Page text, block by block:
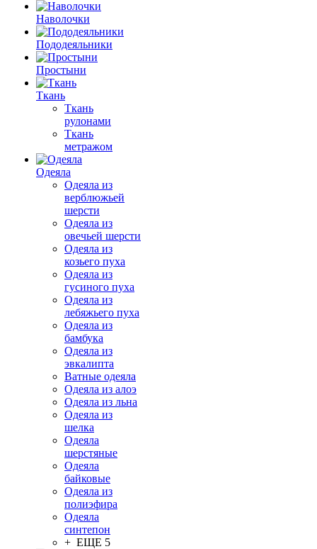
Наволочки
Пододеяльники
Простыни
Ткань
Ткань
рулонами
Ткань
метражом
Одеяла
Одеяла из
верблюжьей
шерсти
Одеяла из
овечьей шерсти
Одеяла из
козьего пуха
Одеяла из
гусиного пуха
Одеяла из
лебяжьего пуха
Одеяла из
бамбука
Одеяла из
эвкалипта
Ватные одеяла
Одеяла из алоэ
Одеяла из льна
Одеяла из
шелка
Одеяла
шерстяные
Одеяла
байковые
Одеяла из
полиэфира
Одеяла
синтепон
+ ЕЩЕ 5